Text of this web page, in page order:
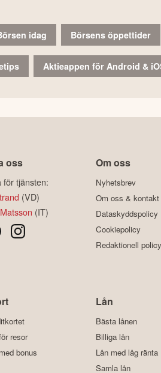
idag Börsens öppettider
Aktieappen för Android &
oss
för tjänsten:
(VD)
(IT)
Om oss
Nyhetsbrev
Om oss & kontakt
Dataskyddspolicy
Cookiepolicy
Redaktionell policy
resor
bonus
Lån
Bästa lånen
Billiga lån
Lån med låg ränta
Samla lån